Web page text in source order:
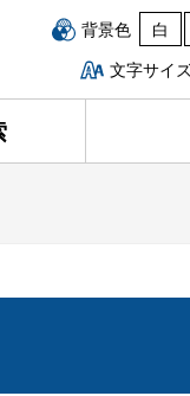
背景色 白
文字サイ